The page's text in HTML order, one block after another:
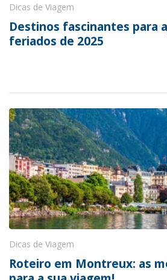
Dicas de Viagem
Destinos fascinantes para
feriados de 2025
Dicas de Viagem
Roteiro em Montreux: as